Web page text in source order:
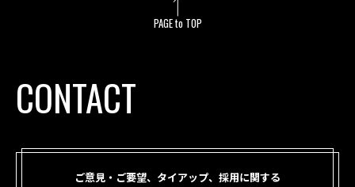
PAGE to TOP
CONTACT
ご意見・ご要望、タイアップ、採用に関する